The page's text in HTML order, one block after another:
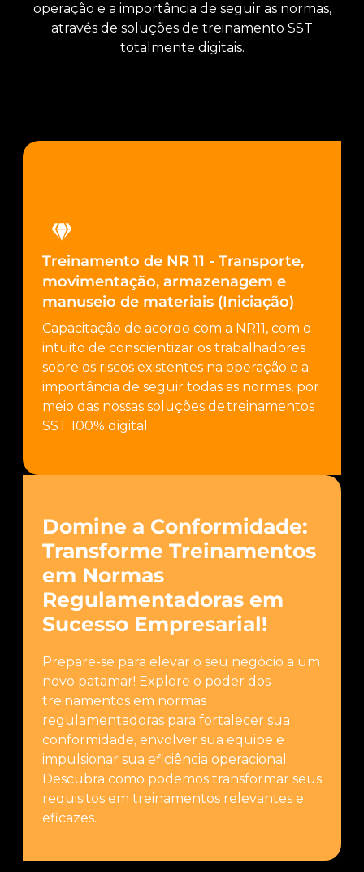
operação e a importância de seguir as normas,
através de soluções de treinamento SST
totalmente digitais.
Treinamento de NR 11 - Transporte,
movimentação, armazenagem e
manuseio de materiais (Iniciação)
Capacitação de acordo com a NR11, com o
intuito de conscientizar os trabalhadores
sobre os riscos existentes na operação e a
importância de seguir todas as normas, por
meio das nossas soluções de treinamentos
SST 100% digital.
Domine a Conformidade:
Transforme Treinamentos
em Normas
Regulamentadoras em
Sucesso Empresarial!
Prepare-se para elevar o seu negócio a um
novo patamar! Explore o poder dos
treinamentos em normas
regulamentadoras para fortalecer sua
conformidade, envolver sua equipe e
impulsionar sua eficiência operacional.
Descubra como podemos transformar seus
requisitos em treinamentos relevantes e
eficazes.